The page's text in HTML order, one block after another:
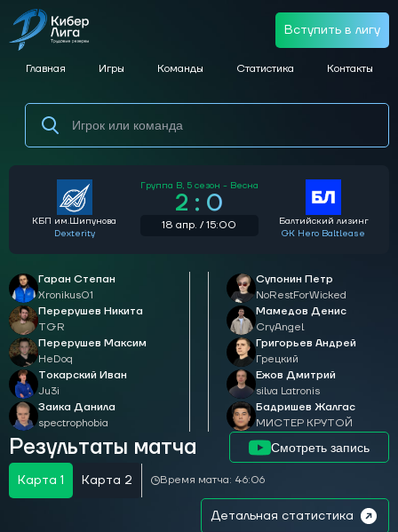
Главная Игры Команды Статистика Контакты
Вступить в лигу
Гаран Степан
Xronikus01
Перерушев Никита
TGR
Перерушев Максим
HeDoq
Токарский Иван
Ju3i
Заика Данила
spectrophobia
КБП им.Шипунова
Dexterity
Группа B, 5 сезон - Весна
2 : 0
18 апр. / 15:00
Балтийский лизинг
GK Hero Baltlease
Супонин Петр
NoRestForWicked
Мамедов Денис
CryAngel
Григорьев Андрей
Грецкий
Ежов Дмитрий
silva Latronis
Бадришев Жалгас
МИСТЕР КРУТОЙ
Результаты матча Смотреть запись
Карта 1 Карта 2 Время матча: 46:06
Детальная статистика